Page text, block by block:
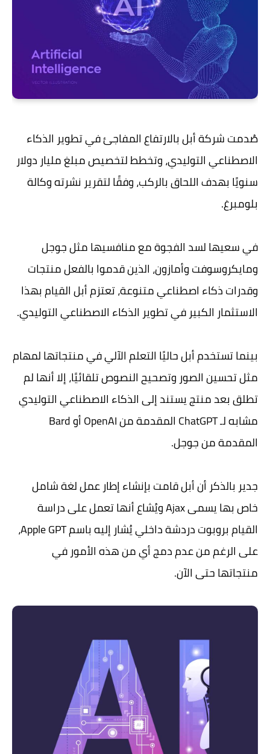
صُدمت شركة أبل بالارتفاع المفاجئ في تطوير الذكاء
الاصطناعي التوليدي، وتخطط لتخصيص مبلغ مليار دولار
سنويًا بهدف اللحاق بالركب، وفقًا لتقرير نشرته وكالة
بلومبرغ.
في سعيها لسد الفجوة مع منافسيها مثل جوجل
ومايكروسوفت وأمازون، الذين قدموا بالفعل منتجات
وقدرات ذكاء اصطناعي متنوعة، تعتزم أبل القيام بهذا
الاستثمار الكبير في تطوير الذكاء الاصطناعي التوليدي.
بينما تستخدم أبل حاليًا التعلم الآلي في منتجاتها لمهام
مثل تحسين الصور وتصحيح النصوص تلقائيًا، إلا أنها لم
تطلق بعد منتج يستند إلى الذكاء الاصطناعي التوليدي
مشابه لـ ChatGPT المقدمة من OpenAI أو Bard
المقدمة من جوجل.
جدير بالذكر أن أبل قامت بإنشاء إطار عمل لغة شامل
خاص بها يسمى Ajax ويُشاع أنها تعمل على دراسة
القيام بروبوت دردشة داخلي يُشار إليه باسم Apple GPT،
على الرغم من عدم دمج أي من هذه الأمور في
منتجاتها حتى الآن.